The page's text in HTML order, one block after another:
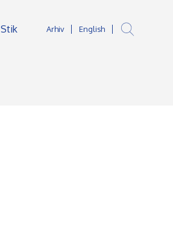
Arhiv English
Stik